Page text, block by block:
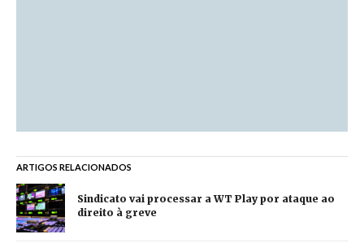
ARTIGOS RELACIONADOS
Sindicato vai processar a WT Play por ataque ao
direito à greve